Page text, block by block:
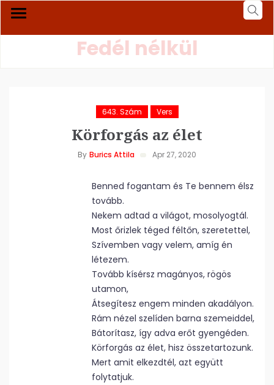
Fedél nélkül
643. Szám Vers
Körforgás az élet
By Burics Attila Apr 27, 2020
Benned fogantam és Te bennem élsz
tovább.
Nekem adtad a világot, mosolyogtál.
Most őrizlek téged féltőn, szeretettel,
Szívemben vagy velem, amíg én
létezem.
Tovább kísérsz magányos, rögös
utamon,
Átsegítesz engem minden akadályon.
Rám nézel szelíden barna szemeiddel,
Bátorítasz, így adva erőt gyengéden.
Körforgás az élet, hisz összetartozunk.
Mert amit elkezdtél, azt együtt
folytatjuk.